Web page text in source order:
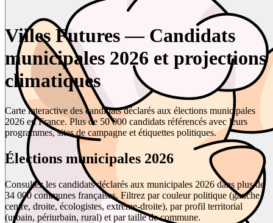
Villes Futures — Candidats
municipales 2026 et projections
climatiques
Carte interactive des candidats déclarés aux élections municipales
2026 en France. Plus de 50 000 candidats référencés avec leurs
programmes, sites de campagne et étiquettes politiques.
Élections municipales 2026
Consultez les candidats déclarés aux municipales 2026 dans plus de
34 000 communes françaises. Filtrez par couleur politique (gauche,
centre, droite, écologistes, extrême-droite), par profil territorial
(urbain, périurbain, rural) et par taille de commune.